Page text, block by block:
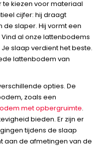
kiezen voor materiaal
cijfer: hij draagt
slaper. Hij vormt een
al onze lattenbodems
slaap verdient het beste.
lattenbodem van
opties. De
zoals een
met opbergruimte.
bieden. Er zijn er
tijdens de slaap
aan de afmetingen van de